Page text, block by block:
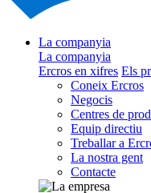
La companyia
La companyia
Ercros en xifres Els
Coneix Ercros
Negocis
Centres de
Equip directiu
Treballar a
La nostra gent
Contacte